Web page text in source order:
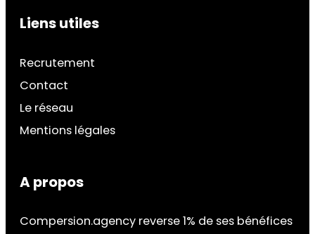
Liens utiles
Recrutement
Contact
Le réseau
Mentions légales
A propos
Compersion.agency reverse 1% de ses bénéfices